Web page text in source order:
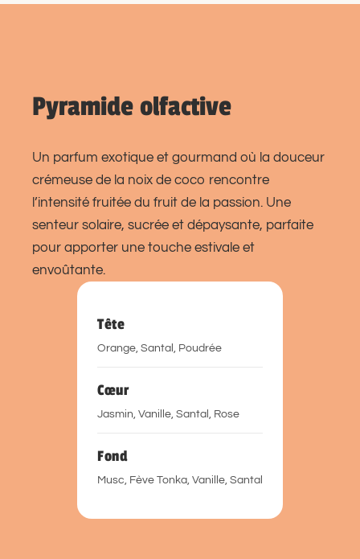
Pyramide olfactive
Un parfum exotique et gourmand où la douceur
crémeuse de la noix de coco rencontre
l’intensité fruitée du fruit de la passion. Une
senteur solaire, sucrée et dépaysante, parfaite
pour apporter une touche estivale et
envoûtante.
Tête
Orange, Santal, Poudrée
Cœur
Jasmin, Vanille, Santal, Rose
Fond
Musc, Fève Tonka, Vanille, Santal